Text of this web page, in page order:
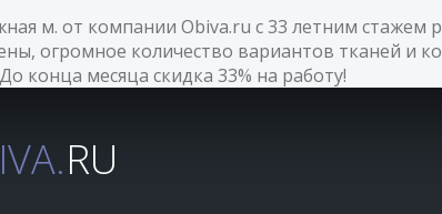
м. от компании Obiva.ru с 33 летним
огромное количество вариантов тканей и
конца месяца скидка 33% на работу!
RU